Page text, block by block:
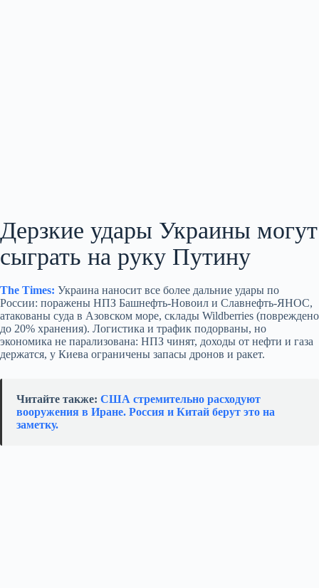
Дерзкие удары Украины могут
сыграть на руку Путину
The Times: Украина наносит все более дальние удары по
России: поражены НПЗ Башнефть‑Новоил и Славнефть‑ЯНОС,
атакованы суда в Азовском море, склады Wildberries (повреждено
до 20% хранения). Логистика и трафик подорваны, но
экономика не парализована: НПЗ чинят, доходы от нефти и газа
держатся, у Киева ограничены запасы дронов и ракет.
Читайте также: США стремительно расходуют
вооружения в Иране. Россия и Китай берут это на
заметку.